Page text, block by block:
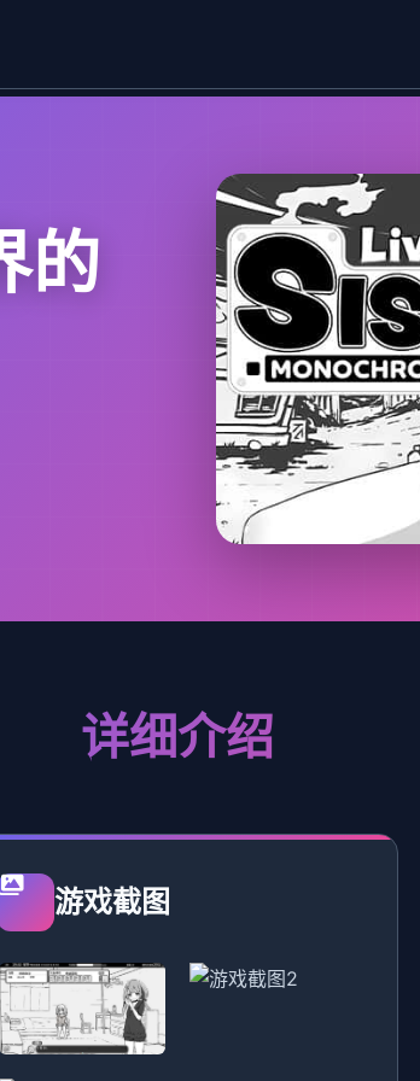
的
详细介绍
游戏截图